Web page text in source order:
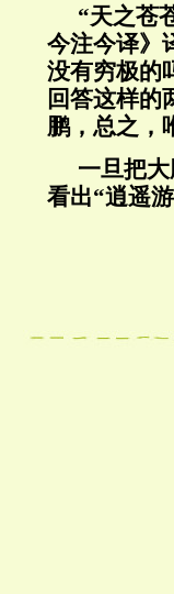
“天之苍
今注今译》
没有穷极的
回答这样的
鹏，总之，
一旦把
看出“逍遥